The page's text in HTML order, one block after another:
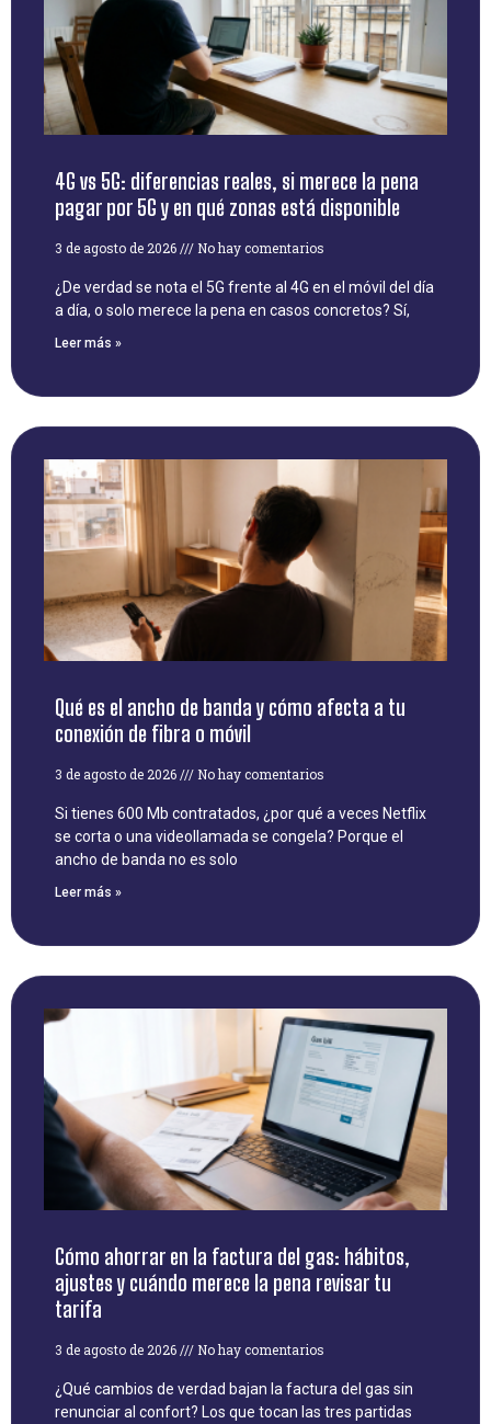
4G vs 5G: diferencias reales, si merece la pena
pagar por 5G y en qué zonas está disponible
3 de agosto de 2026 No hay comentarios
¿De verdad se nota el 5G frente al 4G en el móvil del día
a día, o solo merece la pena en casos concretos? Sí,
Leer más »
Qué es el ancho de banda y cómo afecta a tu
conexión de fibra o móvil
3 de agosto de 2026 No hay comentarios
Si tienes 600 Mb contratados, ¿por qué a veces Netflix
se corta o una videollamada se congela? Porque el
ancho de banda no es solo
Leer más »
Cómo ahorrar en la factura del gas: hábitos,
ajustes y cuándo merece la pena revisar tu
tarifa
3 de agosto de 2026 No hay comentarios
¿Qué cambios de verdad bajan la factura del gas sin
renunciar al confort? Los que tocan las tres partidas